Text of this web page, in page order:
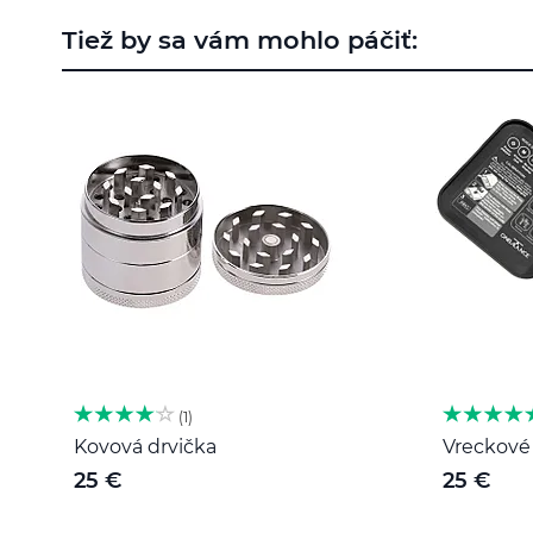
začiatok
galérie
Tiež by sa vám mohlo páčiť:
1
Kovová drvička
25 €
Vreckové
25 €